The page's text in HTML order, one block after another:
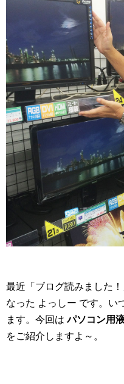
最近「ブログ読みました
なった よっしー です。い
ます。今回はパソコン用
をご紹介しますよ～。